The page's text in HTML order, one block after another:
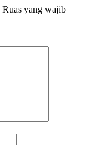
Ruas yang wajib